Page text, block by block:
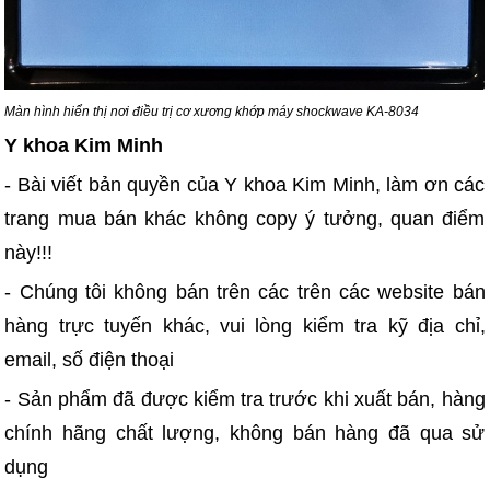
Màn hình hiển thị nơi điều trị cơ xương khớp máy shockwave KA-8034
Y khoa Kim Minh
- Bài viết bản quyền của Y khoa Kim Minh, làm ơn các
trang mua bán khác không copy ý tưởng, quan điểm
này!!!
- Chúng tôi không bán trên các trên các website bán
hàng trực tuyến khác, vui lòng kiểm tra kỹ địa chỉ,
email, số điện thoại
- Sản phẩm đã được kiểm tra trước khi xuất bán, hàng
chính hãng chất lượng, không bán hàng đã qua sử
dụng